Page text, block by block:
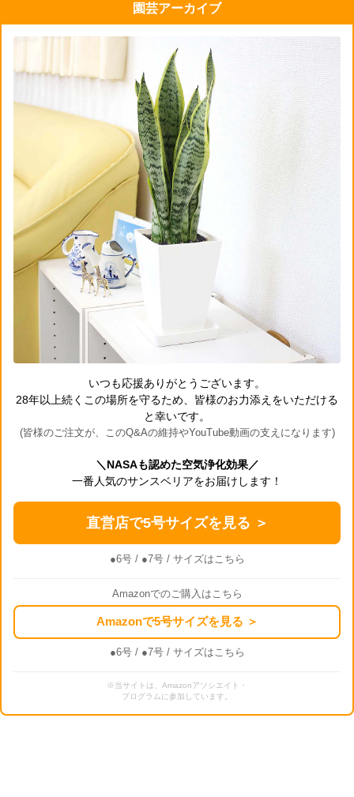
園芸アーカイブ
いつも応援ありがとうございます。
28年以上続くこの場所を守るため、皆様のお力添えをいただける
と幸いです。
(皆様のご注文が、このQ&Aの維持やYouTube動画の支えになります)
＼NASAも認めた空気浄化効果／
一番人気のサンスベリアをお届けします！
直営店で5号サイズを見る ＞
●6号/ ●7号/ サイズはこちら
Amazonでのご購入はこちら
Amazonで5号サイズを見る ＞
●6号/ ●7号/ サイズはこちら
※当サイトは、Amazonアソシエイト・
プログラムに参加しています。